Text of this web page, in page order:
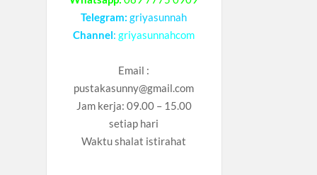
Telegram:griyasunnah
Channel:griyasunnahcom
Email :
pustakasunny@gmail.com
Jam kerja: 09.00 – 15.00
setiap hari
Waktu shalat istirahat